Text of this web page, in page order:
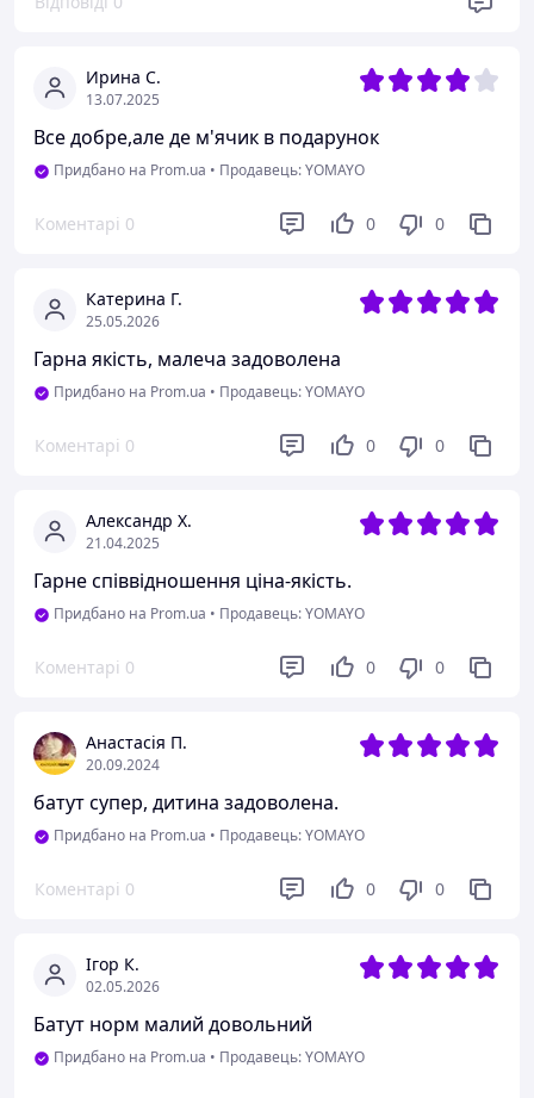
Ирина С.
13.07.2025
Все добре,але де м'ячик в подарунок
Придбано на Prom.ua • Продавець: YOMAYO
Коментарі 0 0 0
Катерина Г.
25.05.2026
Гарна якість, малеча задоволена
Придбано на Prom.ua • Продавець: YOMAYO
Коментарі 0 0 0
Александр Х.
21.04.2025
Гарне співвідношення ціна-якість.
Придбано на Prom.ua • Продавець: YOMAYO
Коментарі 0 0 0
Анастасія П.
20.09.2024
батут супер, дитина задоволена.
Придбано на Prom.ua • Продавець: YOMAYO
Коментарі 0 0 0
Ігор К.
02.05.2026
Батут норм малий довольний
Придбано на Prom.ua • Продавець: YOMAYO